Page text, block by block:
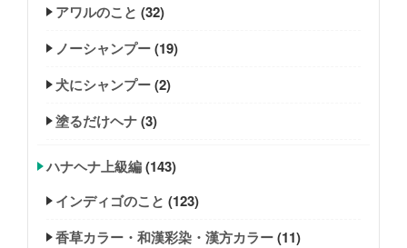
アワルのこと (32)
ノーシャンプー(19)
犬にシャンプー(2)
塗るだけヘナ(3)
ハナヘナ上級編(143)
インディゴのこと (123)
香草カラー・和漢彩染・漢方カラー(11)